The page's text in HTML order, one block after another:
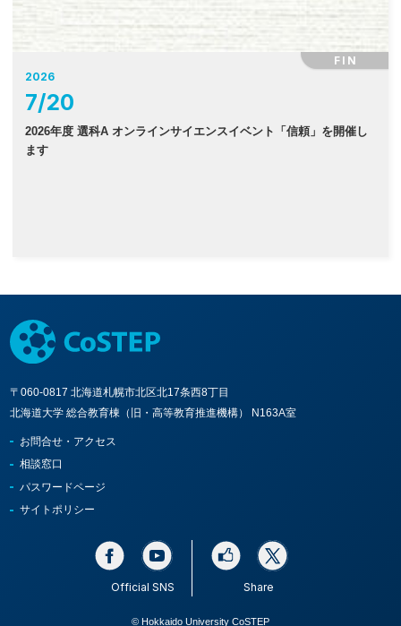
FIN
2026
7/20
2026年度 選科A オンラインサイエンスイベント「信頼」を開催し
ます
〒060-0817 北海道札幌市北区北17条西8丁目
北海道大学 総合教育棟（旧・高等教育推進機構） N163A室
お問合せ・アクセス
相談窓口
パスワードページ
サイトポリシー
Official SNS Share
© Hokkaido University CoSTEP